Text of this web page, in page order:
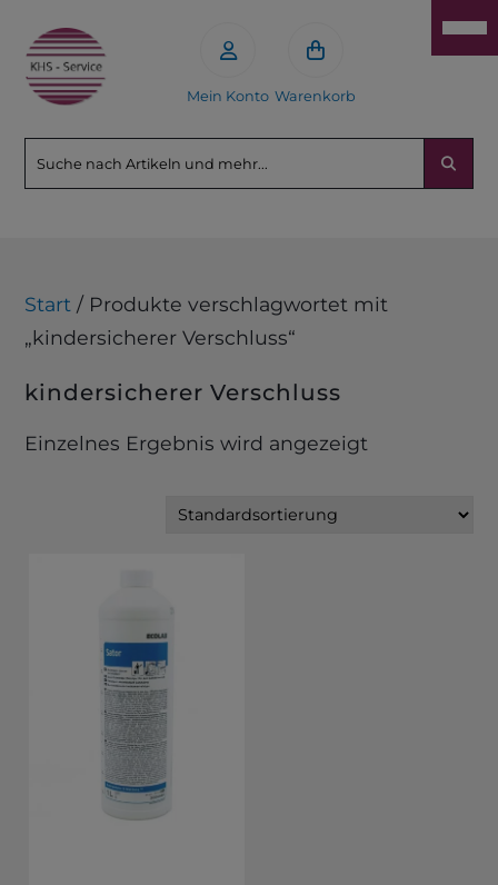
Mein Konto Warenkorb
Start / Produkte verschlagwortet mit
„kindersicherer Verschluss“
kindersicherer Verschluss
Einzelnes Ergebnis wird angezeigt